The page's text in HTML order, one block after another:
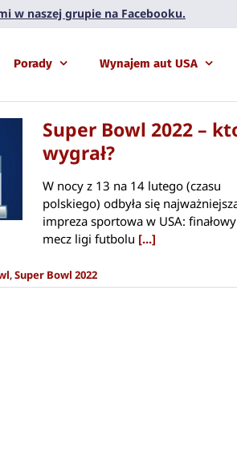
w naszej grupie na Facebooku.
Porady Wynajem aut USA
Super Bowl 2022 –
wygrał?
W nocy z 13 na 14 lutego (czasu
polskiego) odbyła się
impreza sportowa w USA: finałowy
mecz ligi futbolu [...]
,Super Bowl 2022